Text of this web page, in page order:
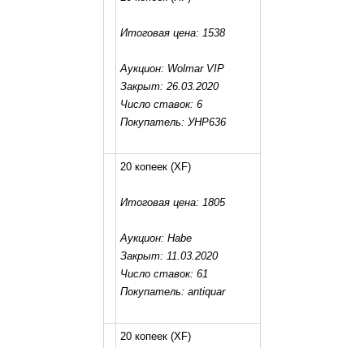
Итоговая цена: 1538
Аукцион: Wolmar VIP
Закрыт: 26.03.2020
Число ставок: 6
Покупатель: УНР636
20 копеек (XF)
Итоговая цена: 1805
Аукцион: Habe
Закрыт: 11.03.2020
Число ставок: 61
Покупатель: antiquar
20 копеек (XF)